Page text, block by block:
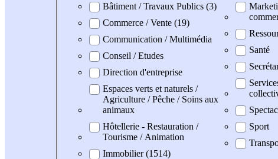
Bâtiment / Travaux Publics (3)
Commerce / Vente (19)
Communication / Multimédia
Conseil / Etudes
Direction d'entreprise
Espaces verts et naturels /
Agriculture / Pêche / Soins aux
animaux
Hôtellerie - Restauration /
Tourisme / Animation
Immobilier (1514)
Santé
Sport